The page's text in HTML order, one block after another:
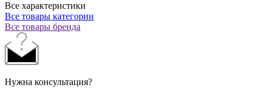
Все характеристики
Все товары категории
Все товары бренда
Нужна консультация?